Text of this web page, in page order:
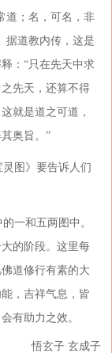
道；名，可名，非
据道教内传，这是
：“只在先天中求
先天，还算不得
就是道之可道，
奥旨。”
图》要告诉人们
一和五两图中。
的阶段。这里每
道修行有素的大
，吉祥气息，皆
有助力之效。
悟玄子 玄成子